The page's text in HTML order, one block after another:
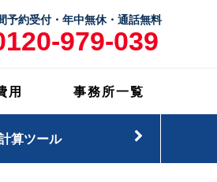
予約受付・年中無休・通話無料
979-039
用 事務所一覧
算ツール